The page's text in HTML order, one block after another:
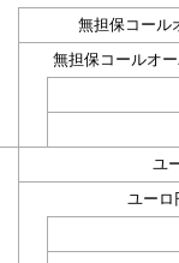
無担保コール
無担保コールオ
ユ
ユーロ